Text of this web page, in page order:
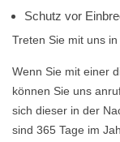
Schutz vor
Treten Sie mit uns in
Wenn Sie mit einer
können Sie uns
sich dieser in der
sind 365 Tage im